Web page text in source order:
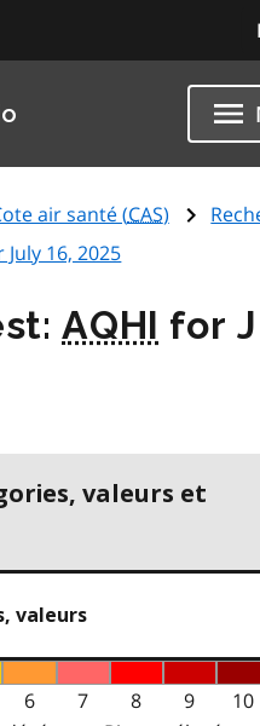
air santé (CAS)
July 16, 2025
AQHI for
valeurs et
valeurs
6 7 8 9
10